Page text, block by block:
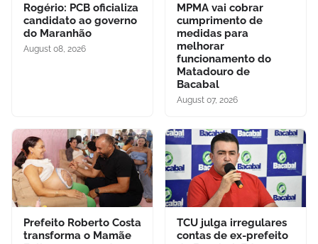
Rogério: PCB oficializa
candidato ao governo
do Maranhão
August 08, 2026
MPMA vai cobrar
cumprimento de
medidas para
melhorar
funcionamento do
Matadouro de
Bacabal
August 07, 2026
Prefeito Roberto Costa
transforma o Mamãe
TCU julga irregulares
contas de ex-prefeito